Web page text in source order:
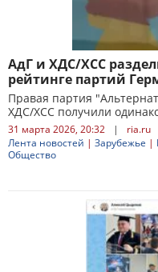
АдГ и ХДС/ХСС
рейтинге партий
Правая партия
ХДС/ХСС получили
31 марта 2026, 20:32 |
ria.ru
Лента новостей | Зарубежье |
Общество